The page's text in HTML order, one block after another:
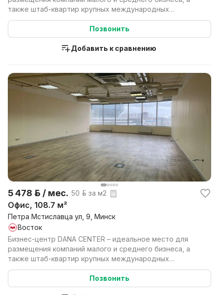
также штаб-квартир крупных международных
компаний. DAN...
Позвонить
Добавить к сравнению
5 478 р. / мес. 50 р. за м2
Офис, 108.7 м²
Петра Мстиславца ул, 9, Минск
Восток
Бизнес-центр DANA CENTER – идеальное место для
размещения компаний малого и среднего бизнеса, а
также штаб-квартир крупных международных
компаний. DAN...
Позвонить